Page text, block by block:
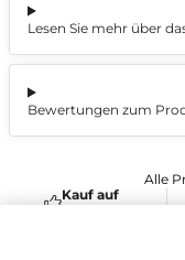
Lesen Sie mehr über
Bewertungen zum
Alle
Kauf auf
Rechnung